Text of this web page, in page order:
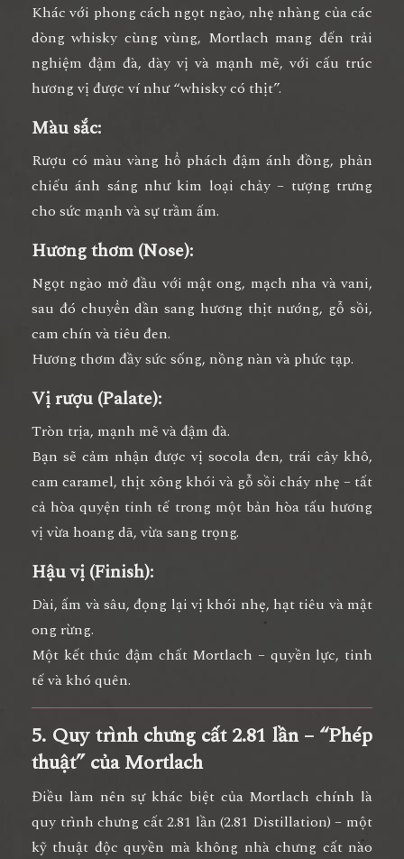
Khác với phong cách ngọt ngào, nhẹ nhàng của các
dòng whisky cùng vùng, Mortlach mang đến trải
nghiệm đậm đà, dày vị và mạnh mẽ, với cấu trúc
hương vị được ví như “whisky có thịt”.
Màu sắc:
Rượu có màu vàng hổ phách đậm ánh đồng, phản
chiếu ánh sáng như kim loại chảy – tượng trưng
cho sức mạnh và sự trầm ấm.
Hương thơm (Nose):
Ngọt ngào mở đầu với mật ong, mạch nha và vani,
sau đó chuyển dần sang hương thịt nướng, gỗ sồi,
cam chín và tiêu đen.
Hương thơm đầy sức sống, nồng nàn và phức tạp.
Vị rượu (Palate):
Tròn trịa, mạnh mẽ và đậm đà.
Bạn sẽ cảm nhận được vị socola đen, trái cây khô,
cam caramel, thịt xông khói và gỗ sồi cháy nhẹ – tất
cả hòa quyện tinh tế trong một bản hòa tấu hương
vị vừa hoang dã, vừa sang trọng.
Hậu vị (Finish):
Dài, ấm và sâu, đọng lại vị khói nhẹ, hạt tiêu và mật
ong rừng.
Một kết thúc đậm chất Mortlach – quyền lực, tinh
tế và khó quên.
5. Quy trình chưng cất 2.81 lần – “Phép
thuật” của Mortlach
Điều làm nên sự khác biệt của Mortlach chính là
quy trình chưng cất 2.81 lần (2.81 Distillation) – một
kỹ thuật độc quyền mà không nhà chưng cất nào